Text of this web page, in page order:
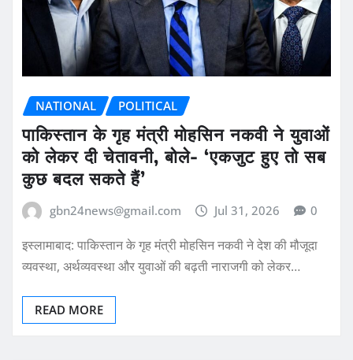
NATIONAL POLITICAL
पाकिस्तान के गृह मंत्री मोहसिन नकवी ने युवाओं
को लेकर दी चेतावनी, बोले- ‘एकजुट हुए तो सब
कुछ बदल सकते हैं’
gbn24news@gmail.com Jul 31, 2026 0
इस्लामाबाद: पाकिस्तान के गृह मंत्री मोहसिन नकवी ने देश की मौजूदा
व्यवस्था, अर्थव्यवस्था और युवाओं की बढ़ती नाराजगी को लेकर…
READ MORE